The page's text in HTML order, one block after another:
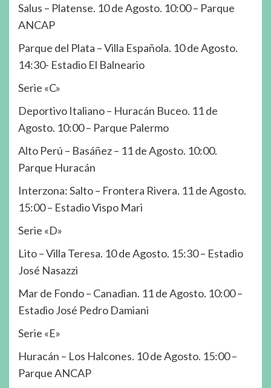
Salus – Platense. 10 de Agosto. 10:00 – Parque
ANCAP
Parque del Plata – Villa Española. 10 de Agosto.
14:30- Estadio El Balneario
Serie «C»
Deportivo Italiano – Huracán Buceo. 11 de
Agosto. 10:00 – Parque Palermo
Alto Perú – Basáñez – 11 de Agosto. 10:00.
Parque Huracán
Interzona: Salto – Frontera Rivera. 11 de Agosto.
15:00 – Estadio Vispo Mari
Serie «D»
Lito – Villa Teresa. 10 de Agosto. 15:30 – Estadio
José Nasazzi
Mar de Fondo – Canadian. 11 de Agosto. 10:00 –
Estadio José Pedro Damiani
Serie «E»
Huracán – Los Halcones. 10 de Agosto. 15:00 –
Parque ANCAP